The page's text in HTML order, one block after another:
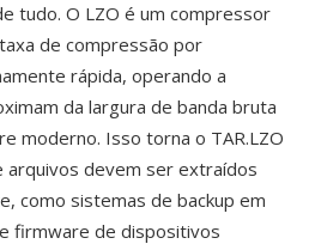
tudo. O LZO é um compressor
de compressão por
rápida, operando a
da largura de banda bruta
moderno. Isso torna o TAR.LZO
arquivos devem ser extraídos
como sistemas de backup em
firmware de dispositivos